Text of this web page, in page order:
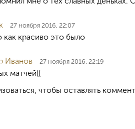
27 ноября 2016, 22:07
красиво это было
Иванов 27 ноября 2016, 22:19
матчей((
чтобы оставлять